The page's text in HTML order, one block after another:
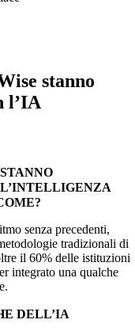
stanno
l’IA
senza precedenti,
tradizionali di
il 60% delle istituzioni
integrato una qualche
DELL’IA